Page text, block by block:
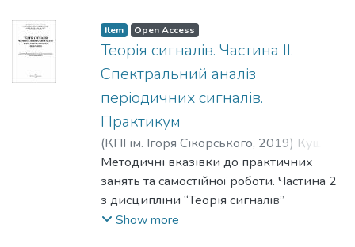
Володимир Павлович
Item Open Access
Теорія сигналів. Частина II.
Спектральний аналіз
періодичних сигналів.
Практикум
(КПІ ім. Ігоря Сікорського, 2019) Кущ,
Сергій Миколайович;Прогонов,
Дмитро Олександрович;Смирнов,
Володимир Павлович
Методичні вказівки до практичних
занять та самостійної роботи. Частина 2
з дисципліни “Теорія сигналів”
призначені для поглибленого вивчення
Show more